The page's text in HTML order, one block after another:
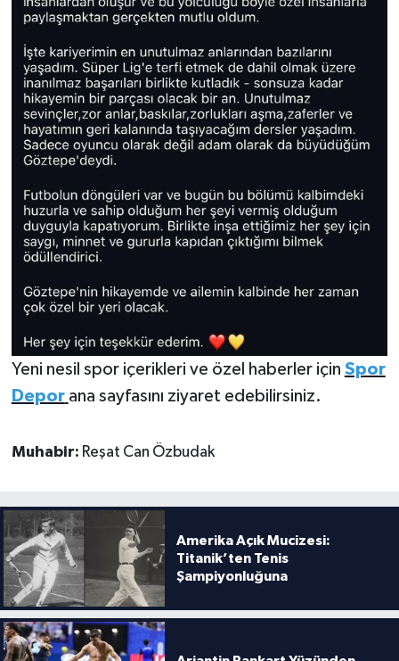
Yeni nesil spor içerikleri ve özel haberler için Spor
Depor ana sayfasını ziyaret edebilirsiniz.
Muhabir: Reşat Can Özbudak
Amerika Açık Mucizesi:
Titanik’ten Tenis
Şampiyonluğuna